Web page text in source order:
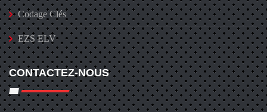
Codage Clés
EZS ELV
CONTACTEZ-NOUS